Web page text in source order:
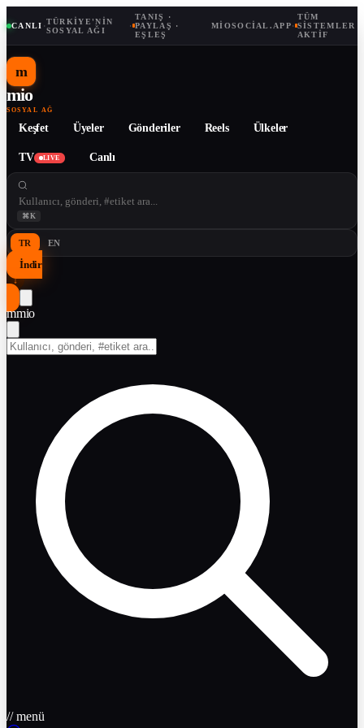
CANLI ·TÜRKIYE'NIN
SOSYAL AĞI
·
TANIŞ ·
PAYLAŞ ·
EŞLEŞ
MIOSOCIAL.APP·
TÜM
SISTEMLER
AKTIF
m
mio
SOSYAL AĞ
Keşfet Üyeler Gönderiler Reels Ülkeler
TV LIVE Canlı
⌘K
TR EN
İndir
↓
mmio
// menü